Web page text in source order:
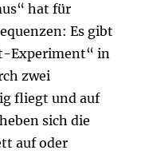
hat für
Es gibt
Experiment“ in
zwei
fliegt und auf
sich die
auf oder